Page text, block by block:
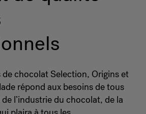
de chocolat Selection, Origins et
répond aux besoins de tous
l’industrie du chocolat, de la